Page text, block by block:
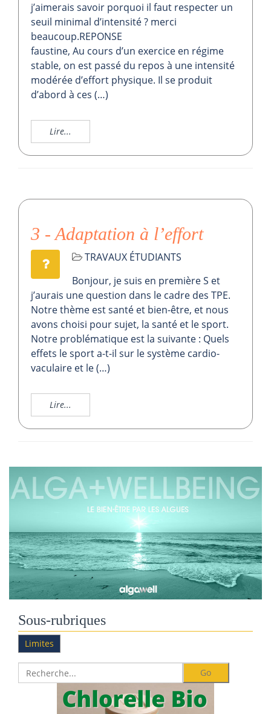
j’aimerais savoir porquoi il faut respecter un
seuil minimal d’intensité ? merci
beaucoup.REPONSE
faustine, Au cours d’un exercice en régime
stable, on est passé du repos à une intensité
modérée d’effort physique. Il se produit
d’abord à ces (…)
Lire...
3 - Adaptation à l’effort
TRAVAUX ÉTUDIANTS
Bonjour, je suis en première S et
j’aurais une question dans le cadre des TPE.
Notre thème est santé et bien-être, et nous
avons choisi pour sujet, la santé et le sport.
Notre problématique est la suivante : Quels
effets le sport a-t-il sur le système cardio-
vaculaire et le (…)
Lire...
Sous-rubriques
Limites